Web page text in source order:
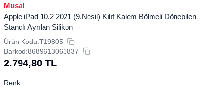
Musal
Apple iPad 10.2 2021 (9.Nesil) Kılıf Kalem Bölmeli Dönebilen
Standlı Ayrılan Silikon
Ürün Kodu:T19805
Barkod:8689613063837
2.794,80 TL
Renk :